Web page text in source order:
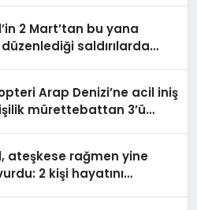
2 Mart’tan bu yana
saldırılarda
Arap Denizi’ne acil iniş
mürettebattan 3’ü
ateşkese rağmen yine
2 kişi hayatını